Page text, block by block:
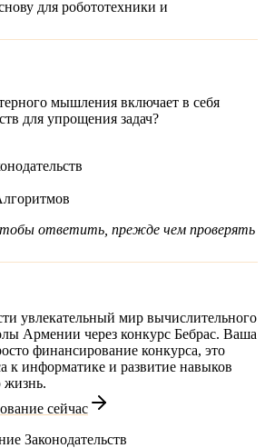
для робототехники и
мышления включает в себя
для упрощения задач?
ответить, прежде чем проверять
увлекательный мир вычислительного
Армении через конкурс Бебрас. Ваша
финансирование конкурса, это
к информатике и развитие навыков
жизнь.
сейчас
Законодательств